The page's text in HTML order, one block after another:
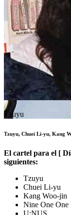
Tzuyu
Tzuyu, Chuei Li-yu, Kang
El cartel para el [
siguientes:
Tzuyu
Chuei Li-yu
Kang Woo-jin
Nine One One
U:NUS